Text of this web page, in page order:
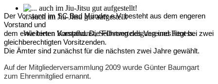
... auch im Jiu-Jitsu gut aufgestellt
Wir bieten Kampfkunst, Selbstverteidigung und Fitness.
Der Vorstand im SC Bad Münder e.V. besteht aus dem engeren
Vorstand und
dem erweiterten Vorstand. Die Führung des Vereines liegt bei zwei
gleichberechtigten Vorsitzenden.
Die Ämter sind zunächst für die nächsten zwei Jahre gewählt.
Auf der Mitgliederversammlung 2009 wurde Günter Baumgart
zum Ehrenmitglied ernannt.